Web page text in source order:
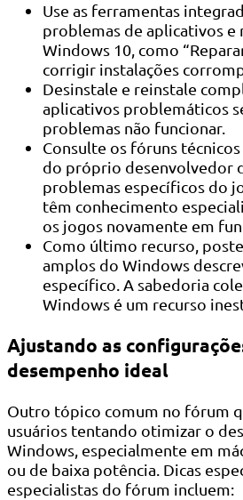
Use as ferramentas
problemas de aplicativos e
Windows 10, como
corrigir instalações
Desinstale e reinstale
aplicativos problemáticos
problemas não funcionar.
Consulte os fóruns
do próprio desenvolvedor
problemas específicos do
têm conhecimento
os jogos novamente em
Como último recurso,
amplos do Windows
específico. A sabedoria
Windows é um recurso
Ajustando as
desempenho ideal
Outro tópico comum no fórum
usuários tentando otimizar o
Windows, especialmente em
ou de baixa potência. Dicas
especialistas do fórum incluem: